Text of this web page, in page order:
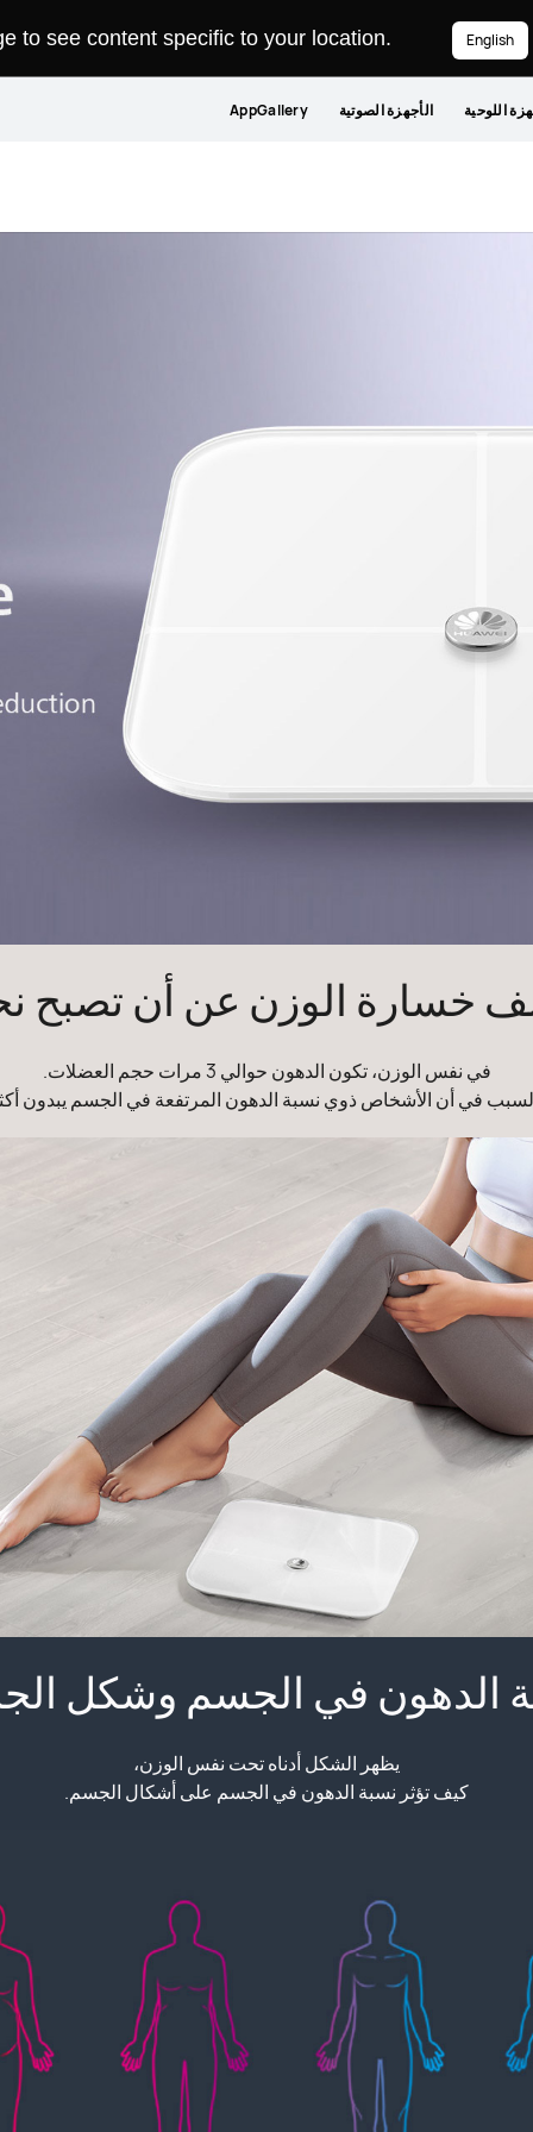
to see content specific to your location. English
اللوحية الأجهزة الصوتية AppGallery
خسارة الوزن عن أن تصبح
في نفس الوزن، تكون الدهون حوالي 3 مرات حجم العضلات.
في أن الأشخاص ذوي نسبة الدهون المرتفعة في الجسم يبدون
الدهون في الجسم وشكل
يظهر الشكل أدناه تحت نفس الوزن،
كيف تؤثر نسبة الدهون في الجسم على أشكال الجسم.